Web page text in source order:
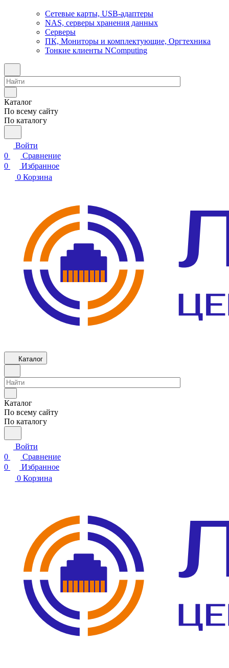
Сетевые карты, USB-адаптеры
NAS, серверы хранения данных
Серверы
ПК, Мониторы и комплектующие, Оргтехника
Тонкие клиенты NComputing
Каталог
По всему сайту
По каталогу
Войти
0
Сравнение
0
Избранное
0 Корзина
Каталог
Каталог
По всему сайту
По каталогу
Войти
0
Сравнение
0
Избранное
0 Корзина